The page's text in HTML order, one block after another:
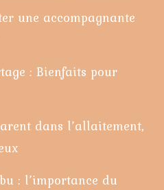
une accompagnante
: Bienfaits pour
dans l’allaitement,
: l’importance du